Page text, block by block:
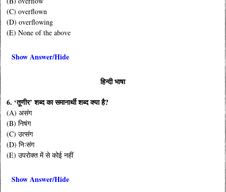
(C) overflown
(D) overflowing
(E) None of the above
Show Answer/Hide
हिन्दी भाषा
6. ‘तूणीर’ शब्द का समानार्थी शब्द क्या है?
(A) असंग
(B) निषंग
(C) उत्संग
(D) निःसंग
(E) उपरोक्त में से कोई नहीं
Show Answer/Hide